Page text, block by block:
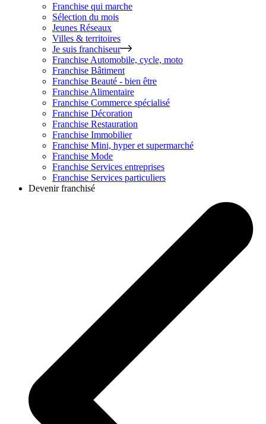
Franchise qui marche
Sélection du mois
Jeunes Réseaux
Villes & territoires
Je suis franchiseur
Franchise Automobile, cycle, moto
Franchise Bâtiment
Franchise Beauté - bien être
Franchise Alimentaire
Franchise Commerce spécialisé
Franchise Décoration
Franchise Restauration
Franchise Immobilier
Franchise Mini, hyper et supermarché
Franchise Mode
Franchise Services entreprises
Franchise Services particuliers
Devenir franchisé